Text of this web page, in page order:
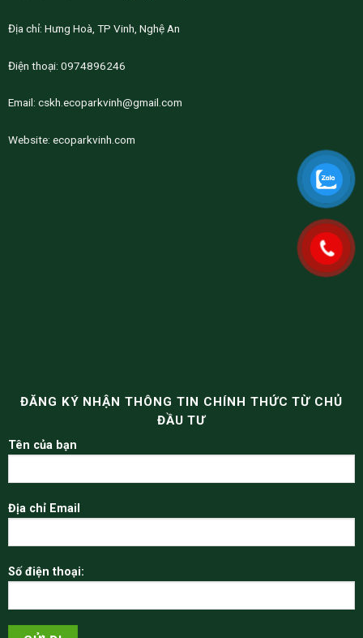
Địa chỉ: Hưng Hoà, TP Vinh, Nghệ An
Điện thoại: 0974896246
Email: cskh.ecoparkvinh@gmail.com
Website: ecoparkvinh.com
ĐĂNG KÝ NHẬN THÔNG TIN CHÍNH THỨC TỪ CHỦ
ĐẦU TƯ
Tên của bạn
Địa chỉ Email
Số điện thoại: